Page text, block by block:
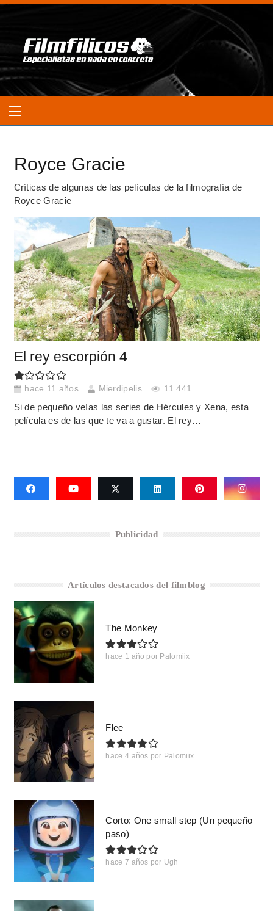
Royce Gracie
Críticas de algunas de las películas de la filmografía de
Royce Gracie
El rey escorpión 4
hace 11 años Mierdipelis 11.441
Si de pequeño veías las series de Hércules y Xena, esta
película es de las que te va a gustar. El rey…
Publicidad
Artículos destacados del filmblog
The Monkey
hace 1 año por Palomiix
Flee
hace 4 años por Palomiix
Corto: One small step (Un pequeño
paso)
hace 7 años por Ugh